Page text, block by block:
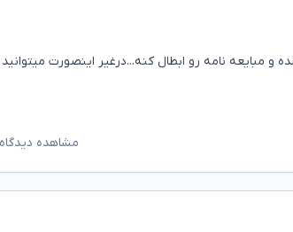
نامه رو ابطال کنه...درغیر اینصورت میتوانید
مشاهده